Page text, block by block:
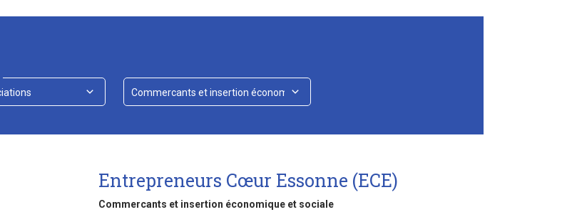
Entrepreneurs Cœur Essonne (ECE)
Commercants et insertion économique et sociale